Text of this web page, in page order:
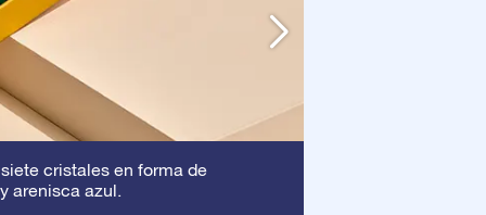
cristales en forma de
arenisca azul.